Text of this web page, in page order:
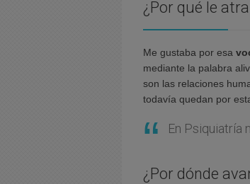
¿Por qué le
Me gustaba por esa
mediante la palabra
son las relaciones
todavía quedan por
En Psiquiatría
¿Por dónde